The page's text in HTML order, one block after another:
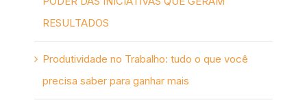
RESULTADOS
Produtividade no Trabalho: tudo o que você
precisa saber para ganhar mais